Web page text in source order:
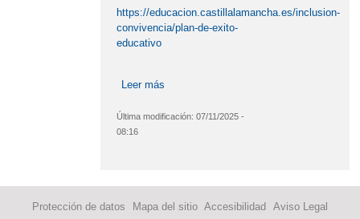
https://educacion.castillalamancha.es/inclusion-
convivencia/plan-de-exito-
educativo
Leer más
Última modificación: 07/11/2025 -
08:16
Protección de datos Mapa del sitio Accesibilidad Aviso Legal